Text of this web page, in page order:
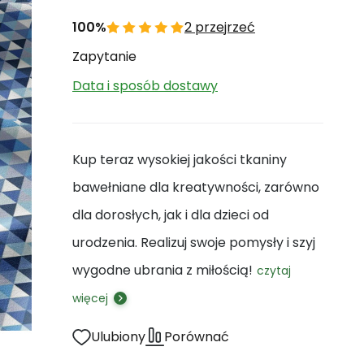
100%
2 przejrzeć
Zapytanie
Data i sposób dostawy
Kup teraz wysokiej jakości tkaniny
bawełniane dla kreatywności, zarówno
dla dorosłych, jak i dla dzieci od
urodzenia. Realizuj swoje pomysły i szyj
wygodne ubrania z miłością! czytaj
więcej
Ulubiony Porównać